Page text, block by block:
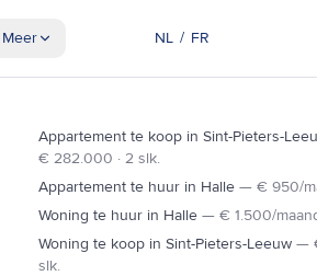
Meer NL / FR
Appartement te koop in Sint-Pieters-
€ 282.000 · 2 slk.
Appartement te huur in Halle —€ 950/
Woning te huur in Halle —€ 1.500/
Woning te koop in Sint-Pieters-Leeuw —
slk.